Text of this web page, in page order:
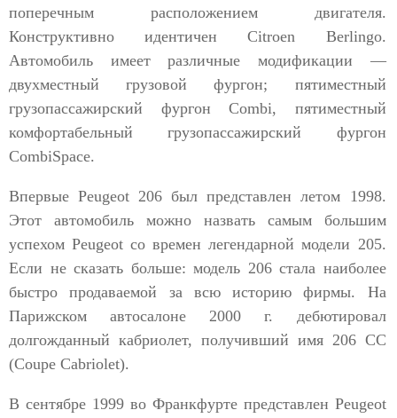
поперечным расположением двигателя.
Конструктивно идентичен Citroen Berlingo.
Автомобиль имеет различные модификации —
двухместный грузовой фургон; пятиместный
грузопассажирский фургон Combi, пятиместный
комфортабельный грузопассажирский фургон
CombiSpace.
Впервые Peugeot 206 был представлен летом 1998.
Этот автомобиль можно назвать самым большим
успехом Peugeot со времен легендарной модели 205.
Если не сказать больше: модель 206 стала наиболее
быстро продаваемой за всю историю фирмы. На
Парижском автосалоне 2000 г. дебютировал
долгожданный кабриолет, получивший имя 206 СС
(Coupe Cabriolet).
В сентябре 1999 во Франкфурте представлен Peugeot